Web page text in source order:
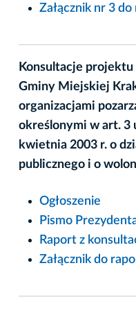
Załącznik nr 3
Konsultacje projektu
Gminy Miejskiej
organizacjami
określonymi w art. 3
kwietnia 2003 r. o
publicznego i o
Ogłoszenie
Pismo
Raport z
Załącznik do